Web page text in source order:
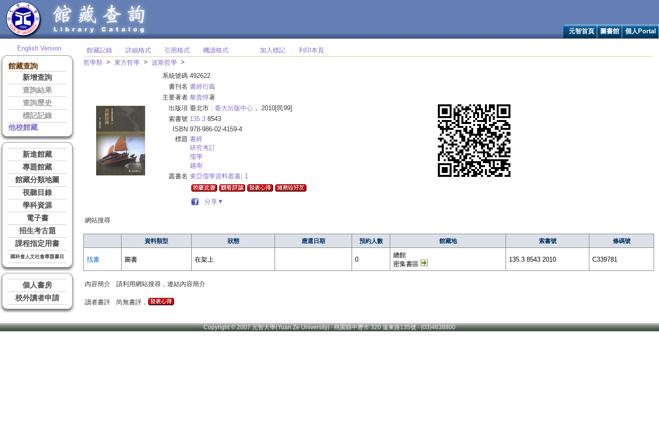
元智首頁 圖書館 個人Portal
English Version
館藏查詢
新增查詢
查詢結果
查詢歷史
標記記錄
他校館藏
新進館藏
專題館藏
館藏分類地圖
視聽目錄
學科資源
電子書
招生考古題
課程指定用書
國科會人文社會專題書目
個人書房
校外讀者申請
館藏記錄 ‧ 詳細格式 ‧ 引用格式 ‧ 機讀格式 加入標記 ‧
列印本頁
哲學類 > 東方哲學 > 波斯哲學 >
系統號碼 492622
書刊名 書經衍義
主要著者 黎貴惇著
出版項 臺北市 : 臺大出版中心 ， 2010[民99]
索書號 135.3 8543
ISBN 978-986-02-4159-4
標題 書經
研究考訂
儒學
越南
叢書名 東亞儒學資料叢書; 1
分享▼
網站搜尋
資料類型 狀態 應還日期 預約人數 館藏地 索書號 條碼號
找書 圖書 在架上 0
總館
密集書區
135.3 8543 2010 C339781
內容簡介 請利用網站搜尋，連結內容簡介
讀者書評 尚無書評，
Copyright © 2007 元智大學(Yuan Ze University) ‧ 桃園縣中壢市 320 遠東路135號 ‧ (03)4638800